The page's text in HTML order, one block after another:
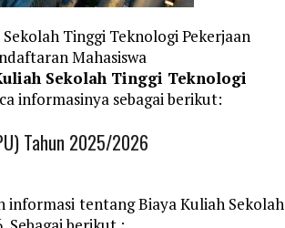
Tinggi Teknologi Pekerjaan
Mahasiswa
Sekolah Tinggi Teknologi
informasinya sebagai berikut:
Tahun 2025/2026
informasi tentang Biaya Kuliah Sekolah